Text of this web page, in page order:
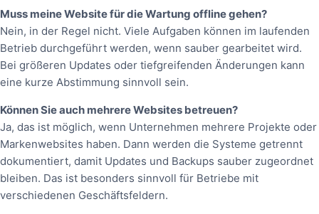
Muss meine Website für die Wartung offline gehen?
Nein, in der Regel nicht. Viele Aufgaben können im laufenden
Betrieb durchgeführt werden, wenn sauber gearbeitet wird.
Bei größeren Updates oder tiefgreifenden Änderungen kann
eine kurze Abstimmung sinnvoll sein.
Können Sie auch mehrere Websites betreuen?
Ja, das ist möglich, wenn Unternehmen mehrere Projekte oder
Markenwebsites haben. Dann werden die Systeme getrennt
dokumentiert, damit Updates und Backups sauber zugeordnet
bleiben. Das ist besonders sinnvoll für Betriebe mit
verschiedenen Geschäftsfeldern.